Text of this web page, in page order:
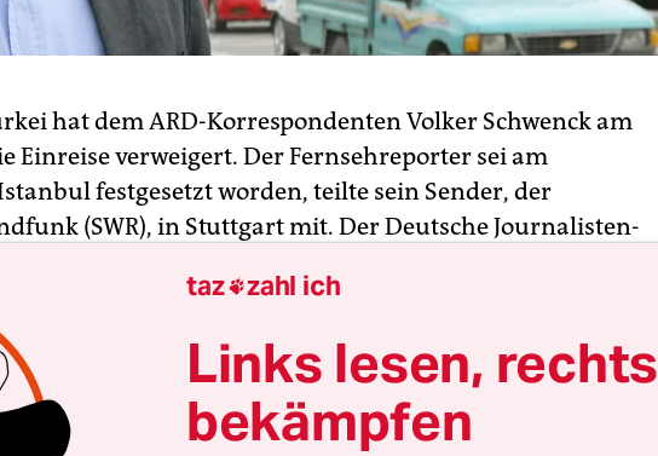
hat dem ARD-Korrespondenten Volker Schwenck am
Einreise verweigert. Der Fernsehreporter sei am
festgesetzt worden, teilte sein Sender, der
(SWR), in Stuttgart mit. Der Deutsche Journalisten-
verlangte die sofortige Freilassung Schwencks. Auch das
Amt schaltete sich in den Fall ein.
Festsetzung seien Schwenck zunächst nicht genannt
der SWR. Ihm sei lediglich mitgeteilt worden, dass es
taz zahl ich
Links lesen, rechts
bekämpfen